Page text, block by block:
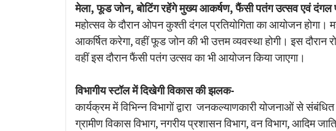
मेला, फूड जोन, बोटिंग रहेंगे मुख्य आकर्षण, फैंसी पतंग उत्सव एवं दंगल
महोत्सव के दौरान ओपन कुश्ती दंगल प्रतियोगिता का आयोजन
आकर्षित करेगा, वहीं फूड जोन की भी उत्तम व्यवस्था होगी। इस दौरान
वहीं इस दौरान फैंसी पतंग उत्सव का भी आयोजन किया जाएगा।
विभागीय स्टॉल में दिखेगी विकास की झलक-
कार्यक्रम में विभिन्न विभागों द्वारा जनकल्याणकारी योजनाओं से
ग्रामीण विकास विभाग, नगरीय प्रशासन विभाग, वन विभाग, आदिम